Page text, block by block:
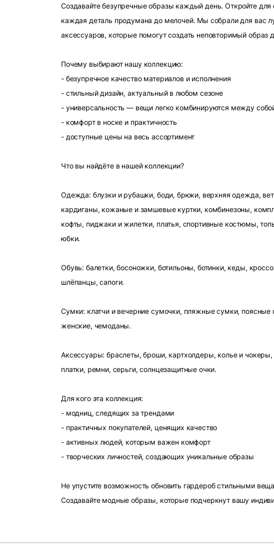
Создавайте безупречные образы каждый день. Откройте
каждая деталь продумана до мелочей. Мы собрали для вас
аксессуаров, которые помогут создать неповторимый образ
Почему выбирают нашу коллекцию:
- безупречное качество материалов и исполнения
- стильный дизайн, актуальный в любом сезоне
- универсальность — вещи легко комбинируются между
- комфорт в носке и практичность
- доступные цены на весь ассортимент
Что вы найдёте в нашей коллекции?
Одежда: блузки и рубашки, боди, брюки, верхняя одежда,
кардиганы, кожаные и замшевые куртки, комбинезоны,
кофты, пиджаки и жилетки, платья, спортивные костюмы,
юбки.
Обувь: балетки, босоножки, ботильоны, ботинки, кеды,
шлёпанцы, сапоги.
Сумки: клатчи и вечерние сумочки, пляжные сумки,
женские, чемоданы.
Аксессуары: браслеты, броши, картхолдеры, колье и
платки, ремни, серьги, солнцезащитные очки.
Для кого эта коллекция:
- модниц, следящих за трендами
- практичных покупателей, ценящих качество
- активных людей, которым важен комфорт
- творческих личностей, создающих уникальные образы
Не упустите возможность обновить гардероб стильными
Создавайте модные образы, которые подчеркнут вашу